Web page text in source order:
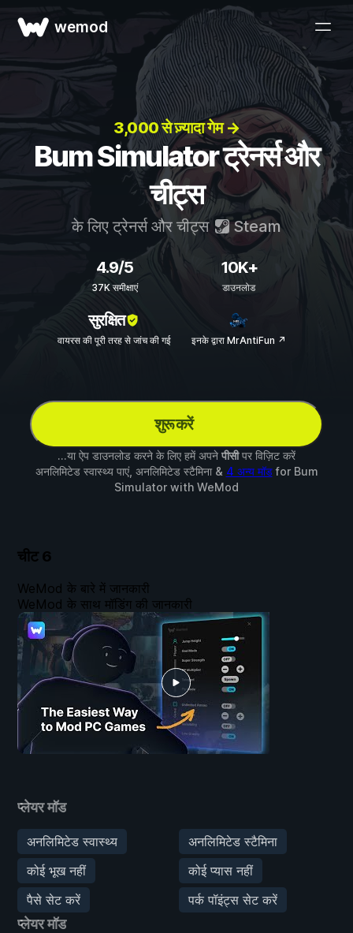
wemod
3,000 से ज़्यादा गेम →
Bum Simulator ट्रेनर्स और
चीट्स
के लिए ट्रेनर्स और चीट्स Steam
4.9/5
37K समीक्षाएं
10K+
डाउनलोड
सुरक्षित
वायरस की पूरी तरह से जांच की गई इनके द्वारा MrAntiFun ↗
शुरू करें
...या ऐप डाउनलोड करने के लिए हमें अपने पीसीपर विज़िट करें
अनलिमिटेड स्वास्थ्य पाएं, अनलिमिटेड स्टैमिना & 4 अन्य मॉडfor Bum
Simulator with WeMod
चीट 6
प्लेयर मॉड
अनलिमिटेड स्वास्थ्य
अनलिमिटेड स्टैमिना
कोई भूख नहीं
कोई प्यास नहीं
पैसे सेट करें
पर्क पॉइंट्स सेट करें
प्लेयर मॉड
WeMod के बारे में जानकारी
WeMod के साथ मॉडिंग की जानकारी